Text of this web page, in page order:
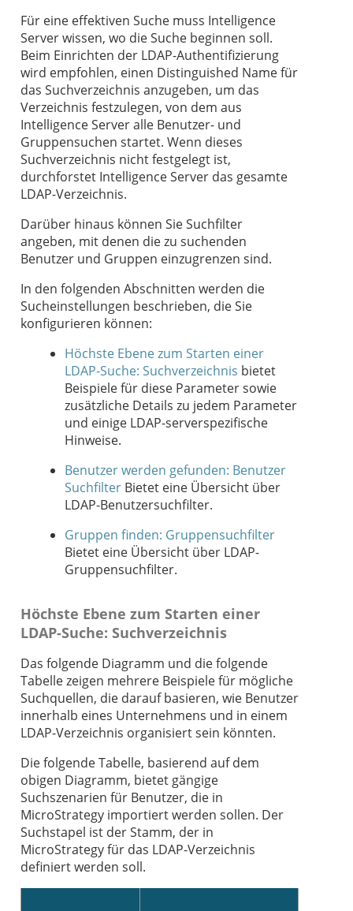
Für eine effektiven Suche muss Intelligence
Server wissen, wo die Suche beginnen soll.
Beim Einrichten der LDAP-Authentifizierung
wird empfohlen, einen Distinguished Name für
das Suchverzeichnis anzugeben, um das
Verzeichnis festzulegen, von dem aus
Intelligence Server alle Benutzer- und
Gruppensuchen startet. Wenn dieses
Suchverzeichnis nicht festgelegt ist,
durchforstet Intelligence Server das gesamte
LDAP-Verzeichnis.
Darüber hinaus können Sie Suchfilter
angeben, mit denen die zu suchenden
Benutzer und Gruppen einzugrenzen sind.
In den folgenden Abschnitten werden die
Sucheinstellungen beschrieben, die Sie
konfigurieren können:
Höchste Ebene zum Starten einer
LDAP-Suche: Suchverzeichnis bietet
Beispiele für diese Parameter sowie
zusätzliche Details zu jedem Parameter
und einige LDAP-serverspezifische
Hinweise.
Benutzer werden gefunden: Benutzer
Suchfilter Bietet eine Übersicht über
LDAP-Benutzersuchfilter.
Gruppen finden: Gruppensuchfilter
Bietet eine Übersicht über LDAP-
Gruppensuchfilter.
Höchste Ebene zum Starten einer
LDAP-Suche: Suchverzeichnis
Das folgende Diagramm und die folgende
Tabelle zeigen mehrere Beispiele für mögliche
Suchquellen, die darauf basieren, wie Benutzer
innerhalb eines Unternehmens und in einem
LDAP-Verzeichnis organisiert sein könnten.
Die folgende Tabelle, basierend auf dem
obigen Diagramm, bietet gängige
Suchszenarien für Benutzer, die in
MicroStrategy importiert werden sollen. Der
Suchstapel ist der Stamm, der in
MicroStrategy für das LDAP-Verzeichnis
definiert werden soll.